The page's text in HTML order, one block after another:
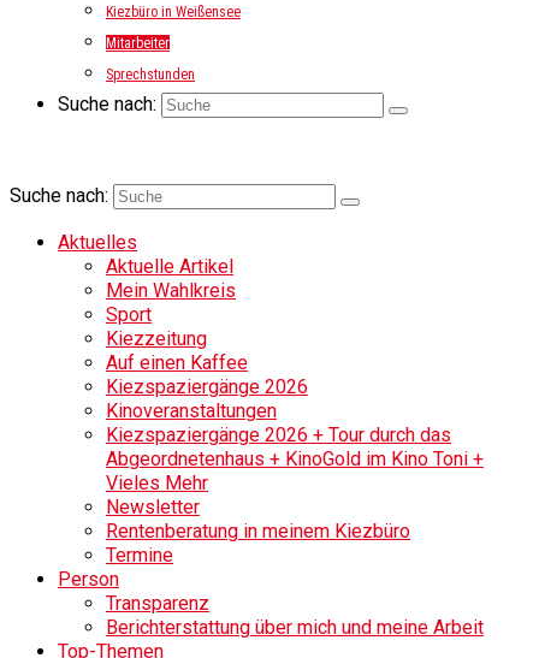
Kiezbüro in Weißensee
Mitarbeiter
Sprechstunden
Suche nach:
Suche nach:
Aktuelles
Aktuelle Artikel
Mein Wahlkreis
Sport
Kiezzeitung
Auf einen Kaffee
Kiezspaziergänge 2026
Kinoveranstaltungen
Kiezspaziergänge 2026 + Tour durch das
Abgeordnetenhaus + KinoGold im Kino Toni +
Vieles Mehr
Newsletter
Rentenberatung in meinem Kiezbüro
Termine
Person
Transparenz
Berichterstattung über mich und meine Arbeit
Top-Themen